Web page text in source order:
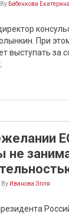
By Бабенкова Екатерина
При
выступать за
не
By Иванова Элля